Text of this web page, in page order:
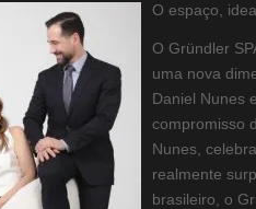
O espaço,
O Gründler
uma nova
Daniel Nunes
compromisso
Nunes,
realmente
brasileiro, o